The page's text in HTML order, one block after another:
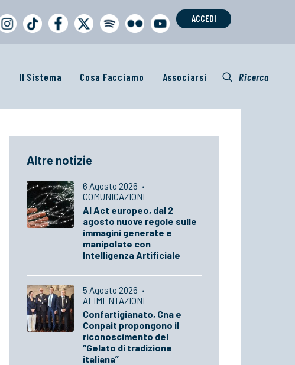
ACCEDI
Il Sistema Cosa Facciamo Associarsi Ricerca
Altre notizie
6 Agosto 2026 ·
COMUNICAZIONE
AI Act europeo, dal 2
agosto nuove regole sulle
immagini generate e
manipolate con
Intelligenza Artificiale
5 Agosto 2026 ·
ALIMENTAZIONE
Confartigianato, Cna e
Conpait propongono il
riconoscimento del
“Gelato di tradizione
italiana”